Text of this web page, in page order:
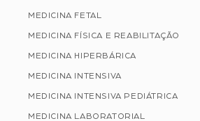
MEDICINA FETAL
MEDICINA FÍSICA E REABILITAÇÃO
MEDICINA HIPERBÁRICA
MEDICINA INTENSIVA
MEDICINA INTENSIVA PEDIÁTRICA
MEDICINA LABORATORIAL